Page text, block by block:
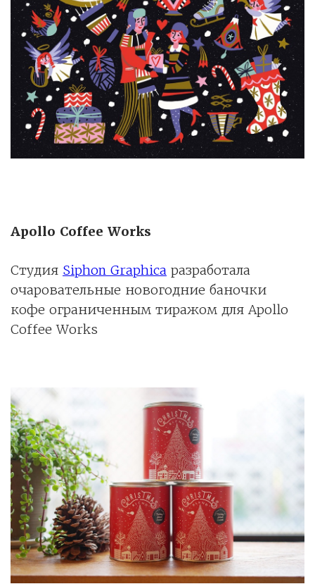
Apollo Coffee Works
Студия Siphon Graphica разработала
очаровательные новогодние баночки
кофе ограниченным тиражом для Apollo
Coffee Works